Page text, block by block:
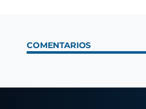
COMENTARIOS